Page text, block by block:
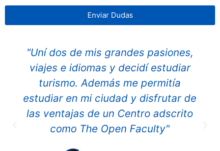
Enviar Dudas
"Uní dos de mis grandes pasiones,
viajes e idiomas y decidí estudiar
turismo. Además me permitía
estudiar en mi ciudad y disfrutar de
las ventajas de un Centro adscrito
como The Open Faculty"